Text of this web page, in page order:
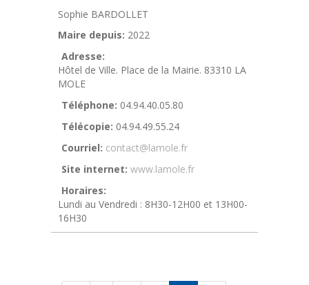
Sophie BARDOLLET
Maire depuis: 2022
Adresse:
Hôtel de Ville. Place de la Mairie. 83310 LA
MOLE
Téléphone: 04.94.40.05.80
Télécopie: 04.94.49.55.24
Courriel: contact@lamole.fr
Site internet: www.lamole.fr
Horaires:
Lundi au Vendredi : 8H30-12H00 et 13H00-
16H30